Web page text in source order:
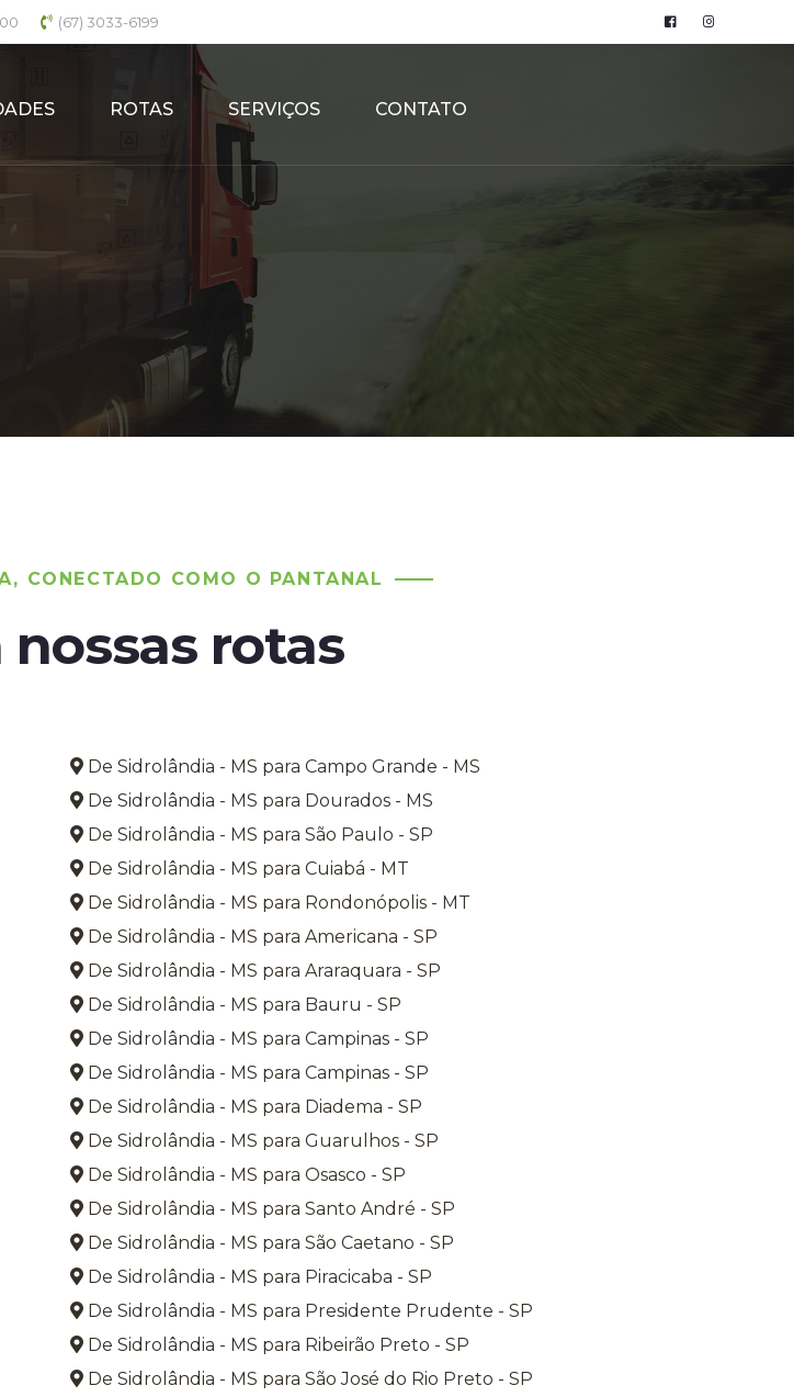
(67) 3033-6199
ROTAS SERVIÇOS CONTATO
CONECTADO COMO O PANTANAL
nossas rotas
De Sidrolândia - MS para Campo Grande - MS
De Sidrolândia - MS para Dourados - MS
De Sidrolândia - MS para São Paulo - SP
De Sidrolândia - MS para Cuiabá - MT
De Sidrolândia - MS para Rondonópolis - MT
De Sidrolândia - MS para Americana - SP
De Sidrolândia - MS para Araraquara - SP
De Sidrolândia - MS para Bauru - SP
De Sidrolândia - MS para Campinas - SP
De Sidrolândia - MS para Campinas - SP
De Sidrolândia - MS para Diadema - SP
De Sidrolândia - MS para Guarulhos - SP
De Sidrolândia - MS para Osasco - SP
De Sidrolândia - MS para Santo André - SP
De Sidrolândia - MS para São Caetano - SP
De Sidrolândia - MS para Piracicaba - SP
De Sidrolândia - MS para Presidente Prudente - SP
De Sidrolândia - MS para Ribeirão Preto - SP
De Sidrolândia - MS para São José do Rio Preto - SP